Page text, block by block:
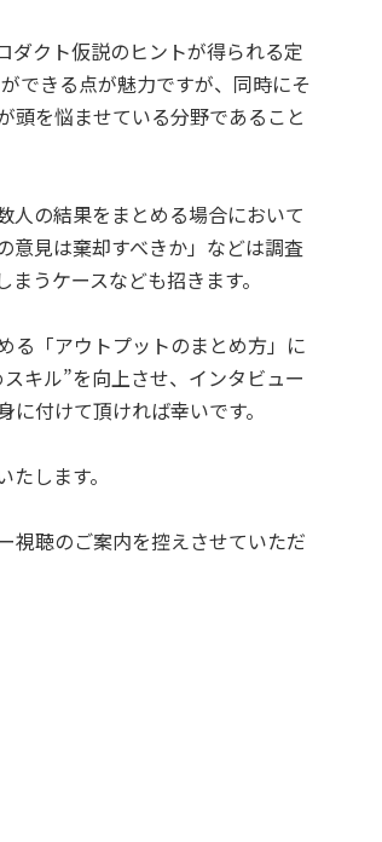
ダクト仮説のヒントが得られる定
できる点が魅力ですが、同時にそ
頭を悩ませている分野であること
人の結果をまとめる場合において
意見は棄却すべきか」などは調査
うケースなども招きます。
る「アウトプットのまとめ方」に
キル”を向上させ、インタビュー
付けて頂ければ幸いです。
します。
視聴のご案内を控えさせていただ